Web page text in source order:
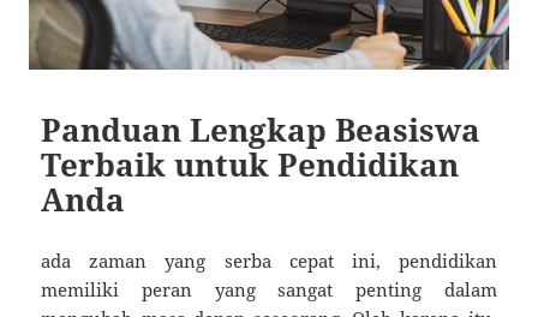
Panduan Lengkap Beasiswa
Terbaik untuk Pendidikan
Anda
ada zaman yang serba cepat ini, pendidikan
memiliki peran yang sangat penting dalam